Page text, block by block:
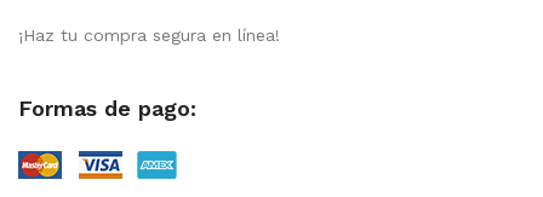
¡Haz tu compra segura en línea!
Formas de pago: